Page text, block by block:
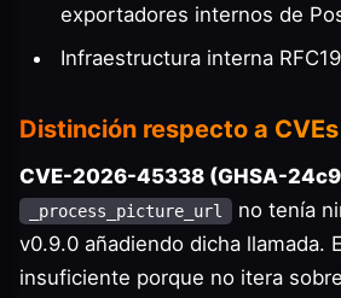
exportadores internos de
Infraestructura interna
Distinción respecto a
CVE-2026-45338 (GHSA-
_process_picture_url no tenía
v0.9.0 añadiendo dicha llamada.
insuficiente porque no itera